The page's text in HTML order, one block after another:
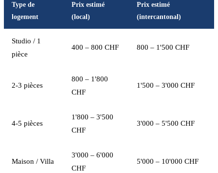
Type de
logement
Prix estimé
(local)
Prix estimé
(intercantonal)
Studio / 1
pièce
400 – 800 CHF 800 – 1'500 CHF
2-3 pièces
800 – 1'800
CHF
1'500 – 3'000 CHF
4-5 pièces
1'800 – 3'500
CHF
3'000 – 5'500 CHF
Maison / Villa
3'000 – 6'000
CHF
5'000 – 10'000 CHF